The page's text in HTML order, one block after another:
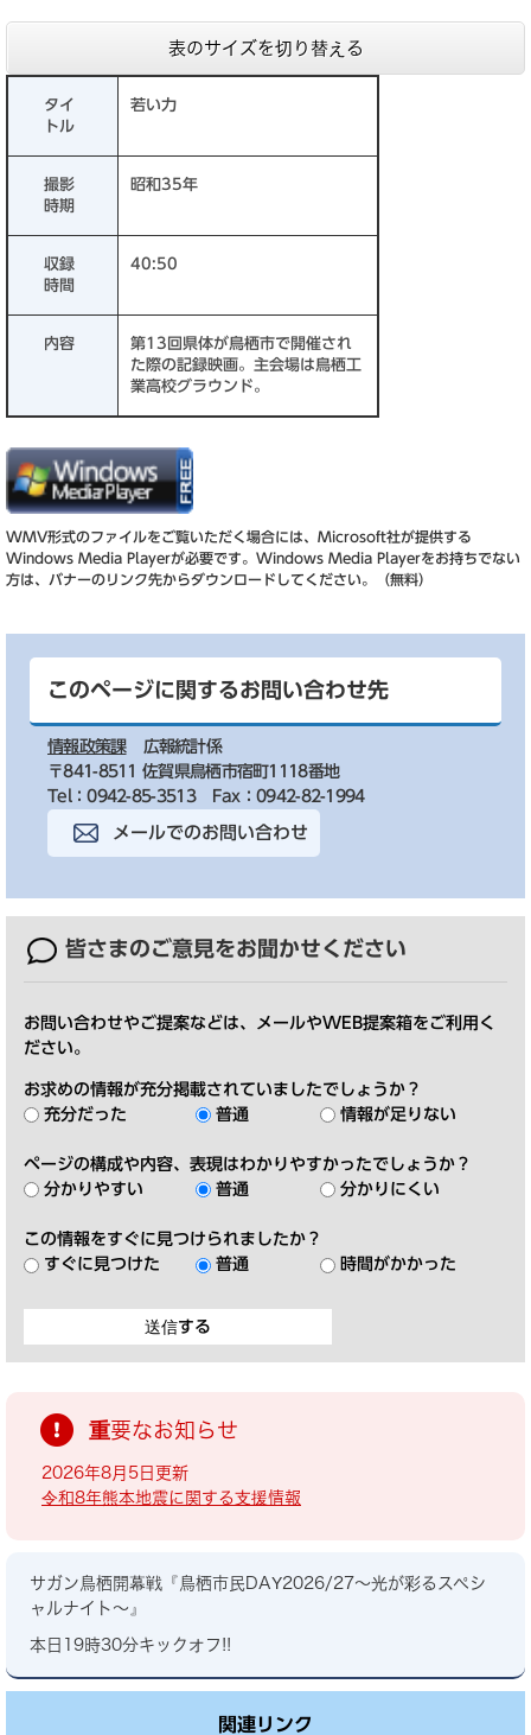
表のサイズを切り替える
タイ
トル
若い力
撮影
時期
昭和35年
収録
時間
40:50
内容
第13回県体が鳥栖市で開催され
た際の記録映画。主会場は鳥栖工
業高校グラウンド。
WMV形式のファイルをご覧いただく場合には、Microsoft社が提供する
Windows Media Playerが必要です。 Windows Media Playerをお持ちでない
方は、バナーのリンク先からダウンロードしてください。（無料）
このページに関するお問い合わせ先
情報政策課
広報統計係
〒841-8511 佐賀県鳥栖市宿町1118番地
Tel：0942-85-3513
Fax：0942-82-1994
メールでのお問い合わせ
皆さまのご意見をお聞かせください
お問い合わせやご提案などは、メールやWEB提案箱をご利用く
ださい。
お求めの情報が充分掲載されていましたでしょうか？
充分だった
普通 情報が足りない
ページの構成や内容、表現はわかりやすかったでしょうか？
分かりやすい
普通 分かりにくい
この情報をすぐに見つけられましたか？
すぐに見つけた
普通 時間がかかった
重要なお知らせ
2026年8月5日更新
令和8年熊本地震に関する支援情報
サガン鳥栖開幕戦『鳥栖市民DAY2026/27～光が彩るスペシ
ャルナイト～』
本日19時30分キックオフ!!
関連リンク